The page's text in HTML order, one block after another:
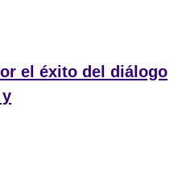
el éxito del diálogo